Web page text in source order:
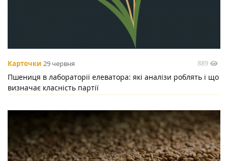
Карточки 29 червня 889
Пшениця в лабораторії елеватора: які аналізи роблять і що
визначає класність партії